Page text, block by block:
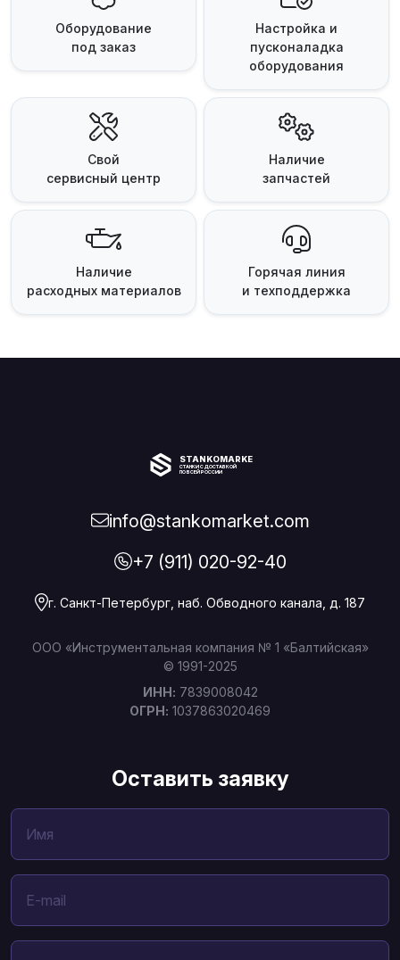
Оборудование
под заказ
Настройка и
пусконаладка
оборудования
Свой
сервисный центр
Наличие
запчастей
Наличие
расходных материалов
Горячая линия
и техподдержка
STANKOMARKET
СТАНКИ С ДОСТАВКОЙ
ПО ВСЕЙ РОССИИ
info@stankomarket.com
+7 (911) 020-92-40
г. Санкт-Петербург, наб. Обводного канала, д. 187
ООО «Инструментальная компания № 1 «Балтийская»
© 1991-2025
ИНН: 7839008042
ОГРН: 1037863020469
Оставить заявку